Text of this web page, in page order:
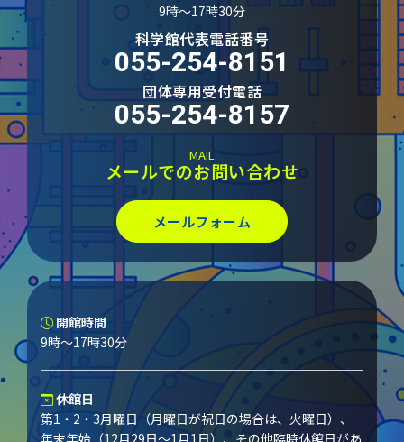
9時～17時30分
科学館代表電話番号
055-254-8151
団体専用受付電話
055-254-8157
MAIL
メールでのお問い合わせ
メールフォーム
開館時間
9時～17時30分
休館日
第1・2・3月曜日（月曜日が祝日の場合は、火曜日）、
年末年始（12月29日～1月1日）、その他臨時休館日があ